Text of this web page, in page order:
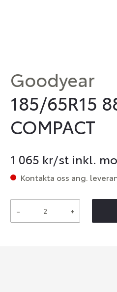
Goodyear
185/65R15
COMPACT
1 065 kr/st inkl.
Kontakta oss ang.
- +